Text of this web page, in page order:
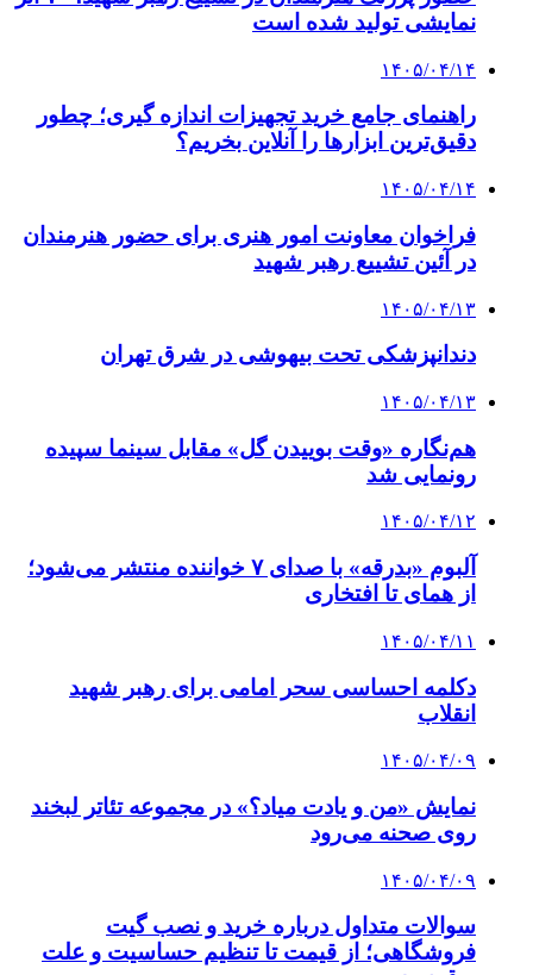
نمایشی تولید شده است
۱۴۰۵/۰۴/۱۴
راهنمای جامع خرید تجهیزات اندازه گیری؛ چطور
دقیق‌ترین ابزارها را آنلاین بخریم؟
۱۴۰۵/۰۴/۱۴
فراخوان معاونت امور هنری برای حضور هنرمندان
در آئین تشییع رهبر شهید
۱۴۰۵/۰۴/۱۳
دندانپزشکی تحت بیهوشی در شرق تهران
۱۴۰۵/۰۴/۱۳
هم‌نگاره «وقت بوییدن گل» مقابل سینما سپیده
رونمایی شد
۱۴۰۵/۰۴/۱۲
آلبوم «بدرقه» با صدای ۷ خواننده منتشر می‌شود؛
از همای تا افتخاری
۱۴۰۵/۰۴/۱۱
دکلمه‌ احساسی سحر امامی برای رهبر شهید
انقلاب
۱۴۰۵/۰۴/۰۹
نمایش «من و یادت میاد؟» در مجموعه تئاتر لبخند
روی صحنه می‌رود
۱۴۰۵/۰۴/۰۹
سوالات متداول درباره خرید و نصب گیت
فروشگاهی؛ از قیمت تا تنظیم حساسیت و علت